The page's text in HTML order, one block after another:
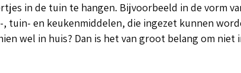
in de tuin te hangen. Bijvoorbeeld in de vorm
tuin- en keukenmiddelen, die ingezet kunnen
wel in huis? Dan is het van groot belang om